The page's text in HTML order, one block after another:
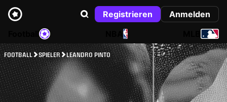
Registrieren
Anmelden
NBA
FOOTBALL SPIELER LEANDRO PINTO